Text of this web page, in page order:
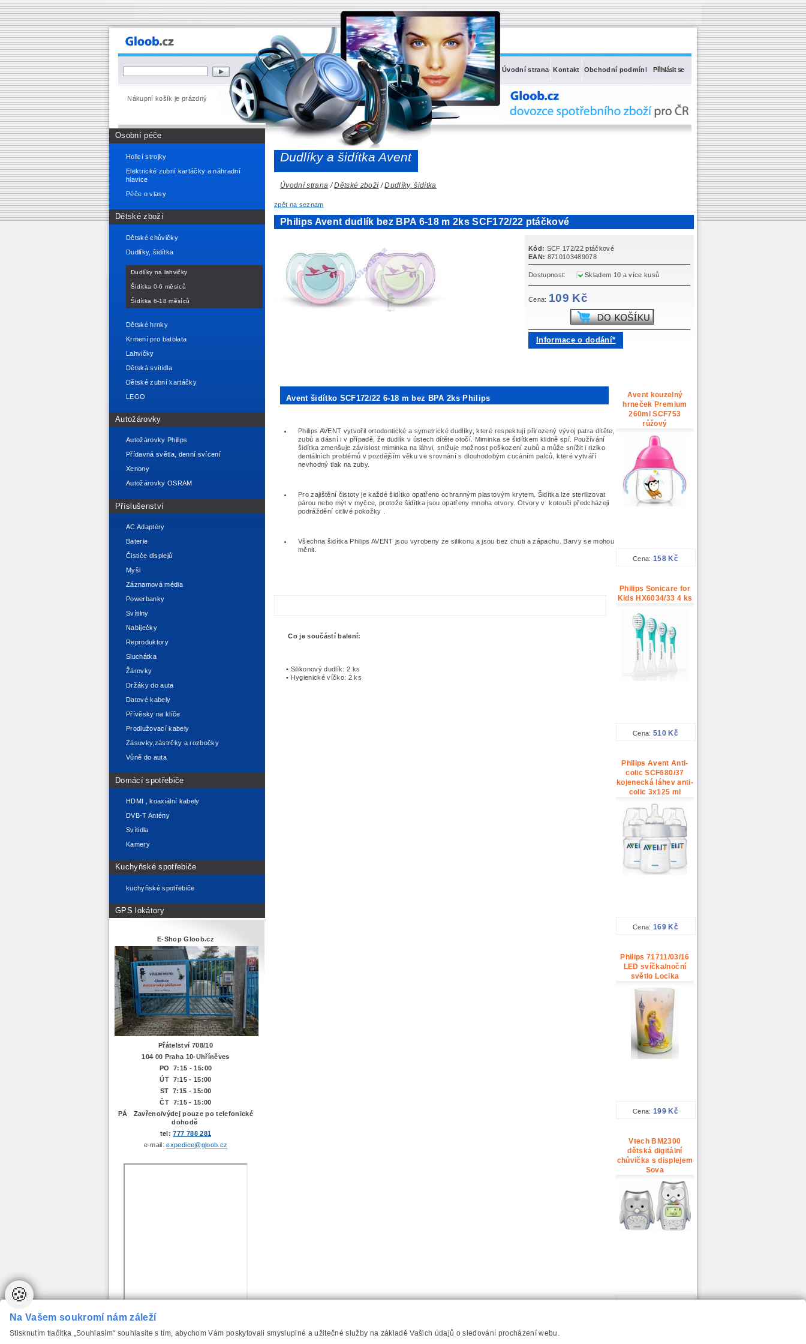
Přihlásit se
Úvodní strana Kontakt Obchodní podmínky
Nákupní košík je prázdný
Osobní péče
Holicí strojky
Elektrické zubní kartáčky a náhradní
hlavice
Péče o vlasy
Dětské zboží
Dětské chůvičky
Dudlíky, šidítka
Dudlíky na lahvičky
Šidítka 0-6 měsíců
Šidítka 6-18 měsíců
Dětské hrnky
Krmení pro batolata
Lahvičky
Dětská svítidla
Dětské zubní kartáčky
LEGO
Autožárovky
Autožárovky Philips
Přídavná světla, denní svícení
Xenony
Autožárovky OSRAM
Příslušenství
AC Adaptéry
Baterie
Čističe displejů
Myši
Záznamová média
Powerbanky
Svítilny
Nabíječky
Reproduktory
Sluchátka
Žárovky
Držáky do auta
Datové kabely
Přívěsky na klíče
Prodlužovací kabely
Zásuvky,zástrčky a rozbočky
Vůně do auta
Domácí spotřebiče
HDMI , koaxiální kabely
DVB-T Antény
Svítidla
Kamery
Kuchyňské spotřebiče
kuchyňské spotřebiče
GPS lokátory
E-Shop Gloob.cz
Přátelství 708/10
104 00 Praha 10-Uhříněves
PO 7:15 - 15:00
ÚT 7:15 - 15:00
ST 7:15 - 15:00
ČT 7:15 - 15:00
PÁ Zavřeno/výdej pouze po telefonické
dohodě
tel:777 788 281
e-mail:expedice@gloob.cz
Dudlíky a šidítka Avent
Úvodní strana /Dětské zboží /Dudlíky, šidítka
zpět na seznam
Philips Avent dudlík bez BPA 6-18 m 2ks SCF172/22 ptáčkové
Kód: SCF 172/22 ptáčkové
EAN: 8710103489078
Dostupnost: Skladem 10 a více kusů
Cena: 109 Kč
Informace o dodání*
Avent kouzelný
hrneček Premium
260ml SCF753
růžový
Cena: 158 Kč
Philips Sonicare for
Kids HX6034/33 4 ks
Cena: 510 Kč
Philips Avent Anti-
colic SCF680/37
kojenecká láhev anti-
colic 3x125 ml
Cena: 169 Kč
Philips 71711/03/16
LED svíčka/noční
světlo Locika
Cena: 199 Kč
Vtech BM2300
dětská digitální
chůvička s displejem
Sova
Avent šidítko SCF172/22 6-18 m bez BPA 2ks Philips
Philips AVENT vytvořil ortodontické a symetrické dudlíky, které respektují přirozený vývoj patra dítěte,
zubů a dásní i v případě, že dudlík v ústech dítěte otočí. Miminka se šidítkem klidně spí. Používání
šidítka zmenšuje závislost miminka na láhvi, snižuje možnost poškození zubů a může snížit i riziko
dentálních problémů v pozdějším věku ve srovnání s dlouhodobým cucáním palců, které vytváří
nevhodný tlak na zuby.
Pro zajištění čistoty je každé šidítko opatřeno ochranným plastovým krytem. Šidítka lze sterilizovat
párou nebo mýt v myčce, protože šidítka jsou opatřeny mnoha otvory. Otvory v kotouči předcházejí
podráždění citlivé pokožky .
Všechna šidítka Philips AVENT jsou vyrobeny ze silikonu a jsou bez chuti a zápachu. Barvy se mohou
měnit.
Co je součástí balení:
• Silikonový dudlík: 2 ks
• Hygienické víčko: 2 ks
🍪
Na Vašem soukromí nám záleží
Stisknutím tlačítka „Souhlasím“ souhlasíte s tím, abychom Vám poskytovali smysluplné a užitečné služby na základě Vašich údajů o sledování procházení webu.